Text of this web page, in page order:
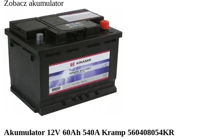
Zobacz akumulator
Akumulator 12V 60Ah 540A Kramp 560408054KR